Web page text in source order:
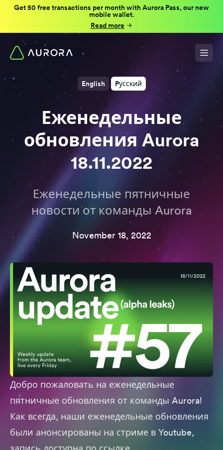
Get 50 free transactions per month with Aurora Pass, our new
mobile wallet.
Read more
English Pусский
Еженедельные
обновления Aurora
18.11.2022
Еженедельные пятничные
новости от команды Aurora
November 18, 2022
Добро пожаловать на еженедельные
пятничные обновления от команды Aurora!
Как всегда, наши еженедельные обновления
были анонсированы на стриме в Youtube,